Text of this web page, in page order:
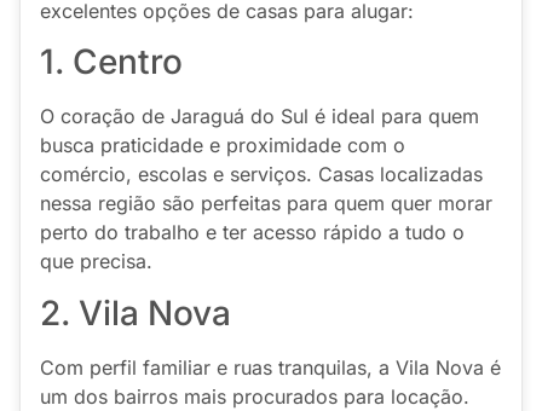
excelentes opções de casas para alugar:
1. Centro
O coração de Jaraguá do Sul é ideal para quem
busca praticidade e proximidade com o
comércio, escolas e serviços. Casas localizadas
nessa região são perfeitas para quem quer morar
perto do trabalho e ter acesso rápido a tudo o
que precisa.
2. Vila Nova
Com perfil familiar e ruas tranquilas, a Vila Nova é
um dos bairros mais procurados para locação.